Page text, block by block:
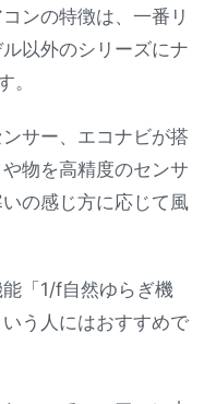
ンの特徴は、一番リ
以外のシリーズにナ
。
サー、エコナビが搭
物を高精度のセンサ
の感じ方に応じて風
「1/f自然ゆらぎ機
う人にはおすすめで